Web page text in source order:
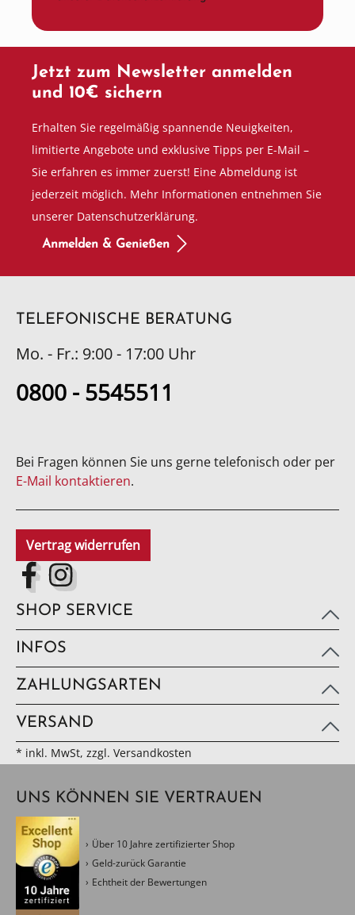
Jetzt zum Newsletter anmelden
und 10€ sichern
Erhalten Sie regelmäßig spannende Neuigkeiten,
limitierte Angebote und exklusive Tipps per E-Mail –
Sie erfahren es immer zuerst! Eine Abmeldung ist
jederzeit möglich. Mehr Informationen entnehmen Sie
unserer Datenschutzerklärung.
Anmelden & Genießen
TELEFONISCHE BERATUNG
Mo. - Fr.: 9:00 - 17:00 Uhr
0800 - 5545511
Bei Fragen können Sie uns gerne telefonisch oder per
E-Mail kontaktieren.
Vertrag widerrufen
SHOP SERVICE
INFOS
ZAHLUNGSARTEN
VERSAND
* inkl. MwSt, zzgl. Versandkosten
UNS KÖNNEN SIE VERTRAUEN
Über 10 Jahre zertifizierter Shop
Geld-zurück Garantie
Echtheit der Bewertungen